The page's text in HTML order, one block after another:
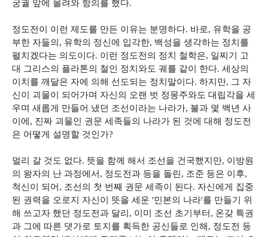
궁궐 앞에 몰려와 항의를 했다.
정도전이 이런 제도를 만든 이유는 분명하다. 바로, 유학을 공
부한 자들의, 유학의 정신에 입각한, 백성을 생각하는 정치를
펼치겠다는 의도이다. 이런 정도전의 정치 철학은, 일찌기 고
대 그리스의 플라톤의 철인 정치와도 궤를 같이 한다. 세상의
이치를 깨달은 자에 의해 선도되는 정치말이다. 하지만, 그 자
신이 괴물이 되어가며 자신의 오랜 벗 정몽주와도 대립각을 세
우며 새롭게 만들어 냈던 조선이라는 나라가, 불과 몇 백년 사
이에, 진짜 괴물인 권문 세족들의 나라가 된 것에 대해 정도전
은 어떻게 설명할 것인가?
멀리 갈 것도 없다. 뜻을 함께 해서 조선을 건국했지만, 이방원
의 왕자의 난 과정에서, 정도전과 등을 돌린, 조준 등은 이후,
척신이 되어, 조선의 첫 번째 권문 세족이 된다. 자신에게 집중
된 권력을 오로지 자신이 뜻을 세운 '민본의 나라'를 만들기 위
해 쓰고자 했던 정도전과 달리, 이미 조선 초기부터, 온갖 특권
과 그에 따른 댓가로 토지를 획득한 공신들로 인해, 정도전 등